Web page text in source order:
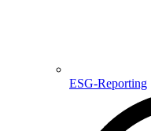
ESG-Reporting